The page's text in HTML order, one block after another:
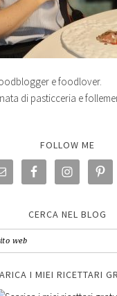
e foodlover.
di pasticceria e
FOLLOW ME
CERCA NEL BLOG
I MIEI RICETTARI